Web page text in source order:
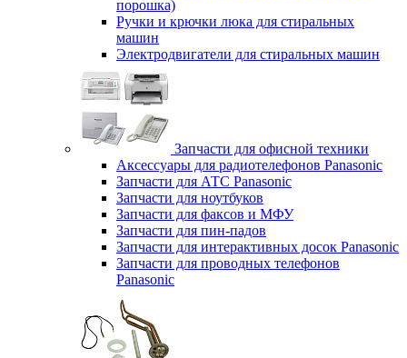
порошка)
Ручки и крючки люка для стиральных
машин
Электродвигатели для стиральных машин
Запчасти для офисной техники
Аксессуары для радиотелефонов Panasonic
Запчасти для АТС Panasonic
Запчасти для ноутбуков
Запчасти для факсов и МФУ
Запчасти для пин-падов
Запчасти для интерактивных досок Panasonic
Запчасти для проводных телефонов
Panasonic